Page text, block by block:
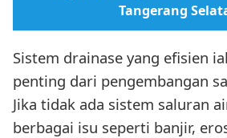
Tangerang
Sistem drainase yang efisien
penting dari pengembangan
Jika tidak ada sistem saluran
berbagai isu seperti banjir,